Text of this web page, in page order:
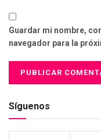
Guardar mi nombre,
navegador para la
Síguenos